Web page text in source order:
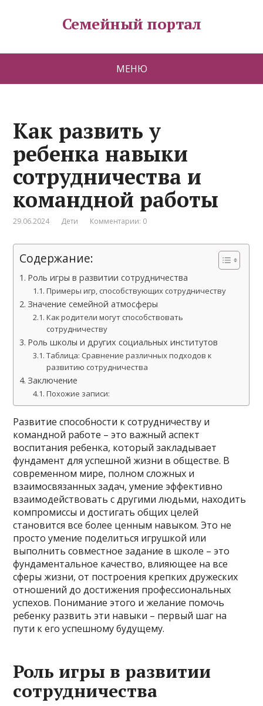
Семейный портал
МЕНЮ
Как развить у
ребенка навыки
сотрудничества и
командной работы
29.06.2024 Дети Комментарии: 0
Содержание:
Роль игры в развитии сотрудничества
Примеры игр, способствующих сотрудничеству
Значение семейной атмосферы
Как родители могут способствовать
сотрудничеству
Роль школы и других социальных институтов
Таблица: Сравнение различных подходов к
развитию сотрудничества
Заключение
Похожие записи:
Развитие способности к сотрудничеству и
командной работе – это важный аспект
воспитания ребенка, который закладывает
фундамент для успешной жизни в обществе. В
современном мире, полном сложных и
взаимосвязанных задач, умение эффективно
взаимодействовать с другими людьми, находить
компромиссы и достигать общих целей
становится все более ценным навыком. Это не
просто умение поделиться игрушкой или
выполнить совместное задание в школе – это
фундаментальное качество, влияющее на все
сферы жизни, от построения крепких дружеских
отношений до достижения профессиональных
успехов. Понимание этого и желание помочь
ребенку развить эти навыки – первый шаг на
пути к его успешному будущему.
Роль игры в развитии
сотрудничества